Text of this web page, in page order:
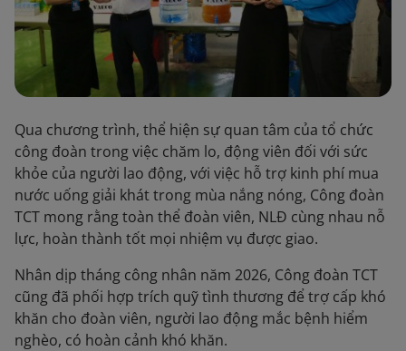
Qua chương trình, thể hiện sự quan tâm của tổ chức
công đoàn trong việc chăm lo, động viên đối với sức
khỏe của người lao động, với việc hỗ trợ kinh phí mua
nước uống giải khát trong mùa nắng nóng, Công đoàn
TCT mong rằng toàn thể đoàn viên, NLĐ cùng nhau nỗ
lực, hoàn thành tốt mọi nhiệm vụ được giao.
Nhân dịp tháng công nhân năm 2026, Công đoàn TCT
cũng đã phối hợp trích quỹ tình thương để trợ cấp khó
khăn cho đoàn viên, người lao động mắc bệnh hiểm
nghèo, có hoàn cảnh khó khăn.